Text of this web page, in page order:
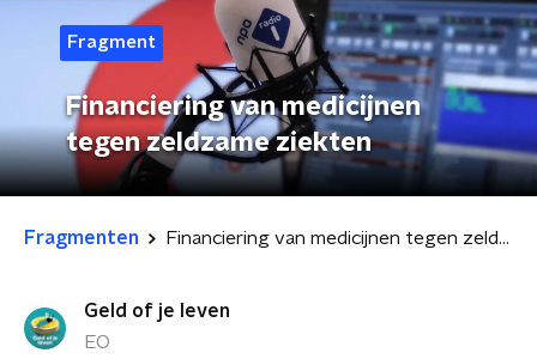
Fragment
Financiering van medicijnen
tegen zeldzame ziekten
Fragmenten Financiering van medicijnen tegen zeldzame ziekten
Geld of je leven
EO